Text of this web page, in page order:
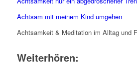
Achtsam mit meinem Kind umgehen
Achtsamkeit & Meditation im Alltag und
Weiterhören: